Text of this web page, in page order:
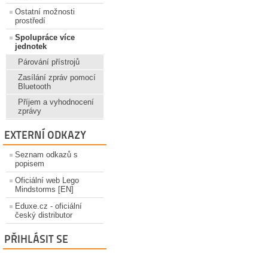
Ostatní možnosti
prostředí
Spolupráce více
jednotek
Párování přístrojů
Zasílání zpráv pomocí
Bluetooth
Příjem a vyhodnocení
zprávy
EXTERNÍ ODKAZY
Seznam odkazů s
popisem
Oficiální web Lego
Mindstorms [EN]
Eduxe.cz - oficiální
český distributor
PŘIHLÁSIT SE